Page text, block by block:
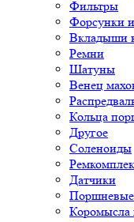
Фильтры
Форсунки
Вкладыши
Ремни
Шатуны
Венец
Кольца
Другое
Соленоиды
Датчики
Коромысла